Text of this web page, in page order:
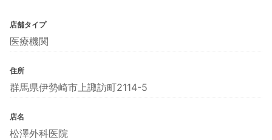
店舗タイプ
医療機関
住所
群馬県伊勢崎市上諏訪町2114-5
店名
松澤外科医院